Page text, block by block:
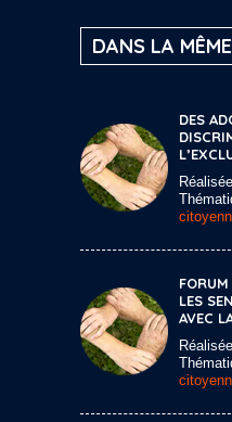
DANS LA
DES
LES
AVEC